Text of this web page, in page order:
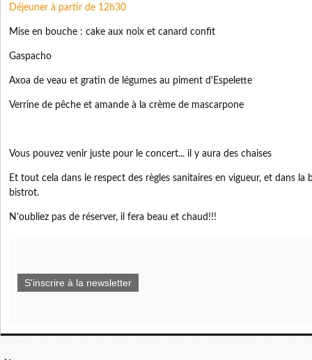
Déjeuner à partir de 12h30
Mise en bouche : cake aux noix et canard confit
Gaspacho
Axoa de veau et gratin de légumes au piment d'Espelette
Verrine de pêche et amande à la crème de mascarpone
Vous pouvez venir juste pour le concert... il y aura des chaises
Et tout cela dans le respect des règles sanitaires en vigueur, et dans
bistrot.
N'oubliez pas de réserver, il fera beau et chaud!!!
S'inscrire à la newsletter